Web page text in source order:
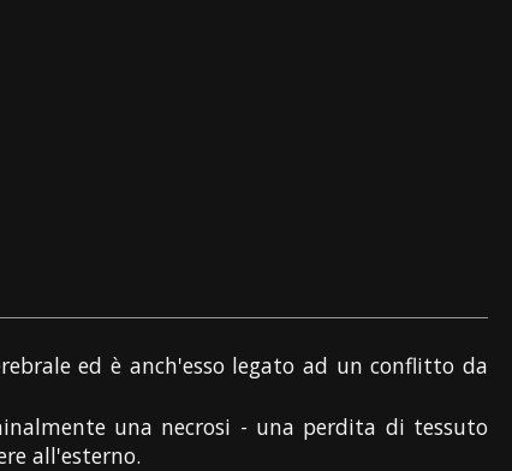
ed è anch'esso legato ad un conflitto da
una necrosi - una perdita di tessuto
all'esterno.